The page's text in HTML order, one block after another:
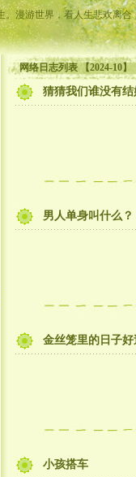
漫游世界，看人生悲欢离
网络日志列表 【2024-10】
猜猜我们谁没有结
男人单身叫什么？
金丝笼里的日子
小孩搭车